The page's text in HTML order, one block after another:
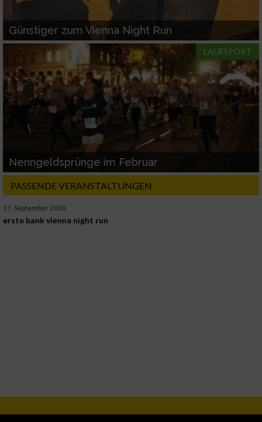
Günstiger zum Vienna Night Run
LAUFSPORT
Nenngeldsprünge im Februar
PASSENDE VERANSTALTUNGEN
17. September 2026
erste bank vienna night run